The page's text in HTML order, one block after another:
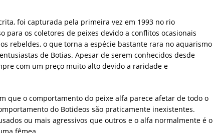
foi capturada pela primeira vez em 1993 no rio
para os coletores de peixes devido a conflitos ocasionais
rebeldes, o que torna a espécie bastante rara no aquarismo
de Botias. Apesar de serem conhecidos desde
com um preço muito alto devido a raridade e
que o comportamento do peixe alfa parece afetar de todo o
do Botideos são praticamente inexistentes.
​​ou mais agressivos que outros e o alfa normalmente é o